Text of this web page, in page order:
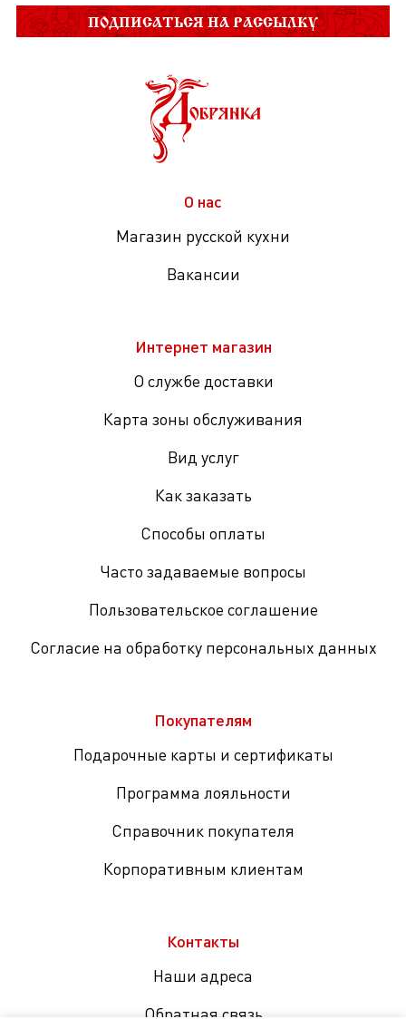
ПОДПИСАТЬСЯ НА РАССЫЛКУ
О нас
Магазин русской кухни
Вакансии
Интернет магазин
О службе доставки
Карта зоны обслуживания
Вид услуг
Как заказать
Способы оплаты
Часто задаваемые вопросы
Пользовательское соглашение
Согласие на обработку персональных данных
Покупателям
Подарочные карты и сертификаты
Программа лояльности
Справочник покупателя
Корпоративным клиентам
Контакты
Наши адреса
Обратная связь